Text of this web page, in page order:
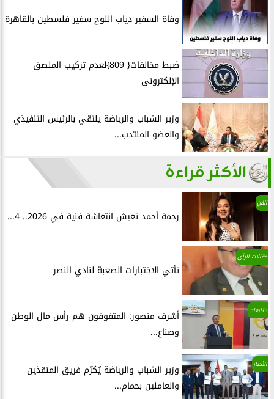
وفاة السفير دياب اللوح سفير فلسطين بالقاهرة
ضبط مخالفات{ 809}لعدم تركيب الملصق
الإلكترونى
وزير الشباب والرياضة يلتقي بالرئيس التنفيذي
والعضو المنتدب...
الأكثر قراءة
الفن
رحمة أحمد تعيش انتعاشة فنية في 2026.. 4...
مقالات الرأي
تأتي الاختبارات الصعبة لنادي النصر
متابعات
أشرف منصور: المتفوقون هم رأس مال الوطن
وصناع...
الأخبار
وزير الشباب والرياضة يُكرّم فريق المنقذين
والعاملين بحمام...